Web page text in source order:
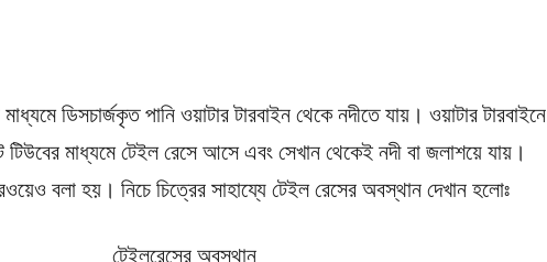
ডিসচার্জকৃত পানি ওয়াটার টারবাইন থেকে নদীতে যায়। ওয়াটার টারবাইনে
টিউবের মাধ্যমে টেইল রেসে আসে এবং সেখান থেকেই নদী বা জলাশয়ে যায়।
বলা হয়। নিচে চিত্রের সাহায্যে টেইল রেসের অবস্থান দেখান হলোঃ